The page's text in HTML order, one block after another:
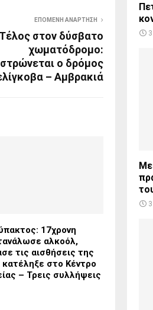
ΕΠΌΜΕΝΗ ΑΝΆΡΤΗΣΗ
Τέλος στον δύσβατο
χωματόδρομο:
ο δρόμος
– Αμβρακιά
17χρονη
αλκοόλ,
τις αισθήσεις της
κατέληξε στο Κέντρο
– Τρεις συλλήψεις
Με